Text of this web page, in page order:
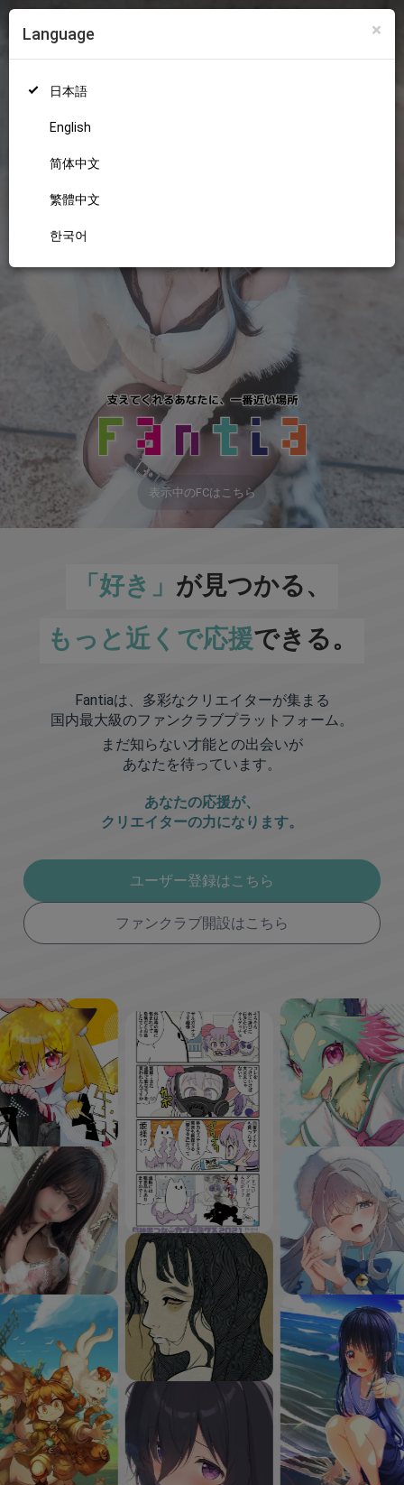
×
Language
日本語
English
简体中文
繁體中文
한국어
18+
表示中のFCはこちら
「好き」 が見つかる、
もっと近くで応援できる。
Fantiaは、多彩なクリエイターが集まる
国内最大級のファンクラブプラットフォーム。
まだ知らない才能との出会いが
あなたを待っています。
あなたの応援が、
クリエイターの力になります。
ユーザー登録はこちら
ファンクラブ開設はこちら